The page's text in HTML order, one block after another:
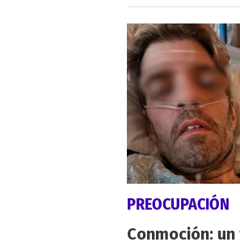
PREOCUPACIÓN
Conmoción: